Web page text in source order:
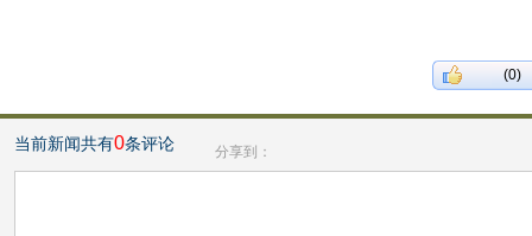
(0)
当前新闻共有0条评论 分享到：